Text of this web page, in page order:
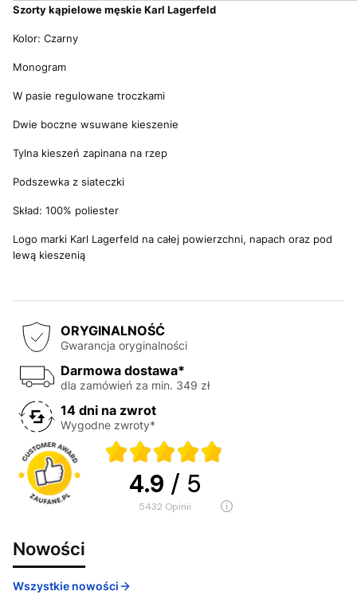
Szorty kąpielowe męskie Karl Lagerfeld
Kolor: Czarny
Monogram
W pasie regulowane troczkami
Dwie boczne wsuwane kieszenie
Tylna kieszeń zapinana na rzep
Podszewka z siateczki
Skład: 100% poliester
Logo marki Karl Lagerfeld na całej powierzchni, napach oraz pod
lewą kieszenią
ORYGINALNOŚĆ
Gwarancja oryginalności
Darmowa dostawa*
dla zamówień za min. 349 zł
14 dni na zwrot
Wygodne zwroty*
4.9 / 5
5432 opinii
Nowości
Wszystkie nowości